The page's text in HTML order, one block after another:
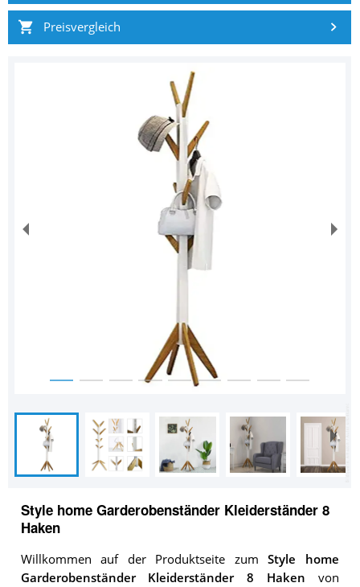
Preisvergleich
Style home Garderobenständer Kleiderständer 8
Haken
Willkommen auf der Produktseite zumStyle home
Garderobenständer Kleiderständer 8 Haken von